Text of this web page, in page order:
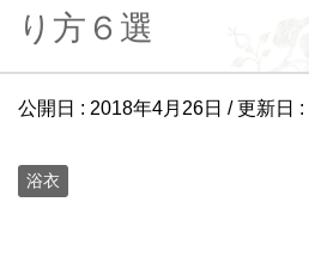
り方６選
公開日 : 2018年4月26日 / 更新日 :
浴衣